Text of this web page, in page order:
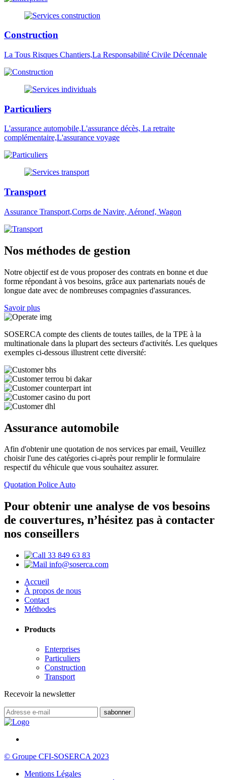
Construction
La Tous Risques Chantiers,La Responsabilité Civile Décennale
Particuliers
L'assurance automobile,L'assurance décès, La retraite
complémentaire,L'assurance voyage
Transport
Assurance Transport,Corps de Navire, Aéronef, Wagon
Nos méthodes de gestion
Notre objectif est de vous proposer des contrats en bonne et due
forme répondant à vos besoins, grâce aux partenariats noués de
longue date avec de nombreuses compagnies d'assurances.
Savoir plus
SOSERCA compte des clients de toutes tailles, de la TPE à la
multinationale dans la plupart des secteurs d'activités. Les quelques
exemples ci-dessous illustrent cette diversité:
Assurance automobile
Afin d'obtenir une quotation de nos services par email, Veuillez
choisir l'une des catégories ci-après pour remplir le formulaire
respectif du véhicule que vous souhaitez assurer.
Quotation Police Auto
Pour obtenir une analyse de vos besoins
de couvertures, n’hésitez pas à contacter
nos conseillers
33 849 63 83
info@soserca.com
Accueil
À propos de nous
Contact
Méthodes
Products
Enterprises
Particuliers
Construction
Transport
Recevoir la newsletter
© Groupe CFI-SOSERCA 2023
Mentions Légales